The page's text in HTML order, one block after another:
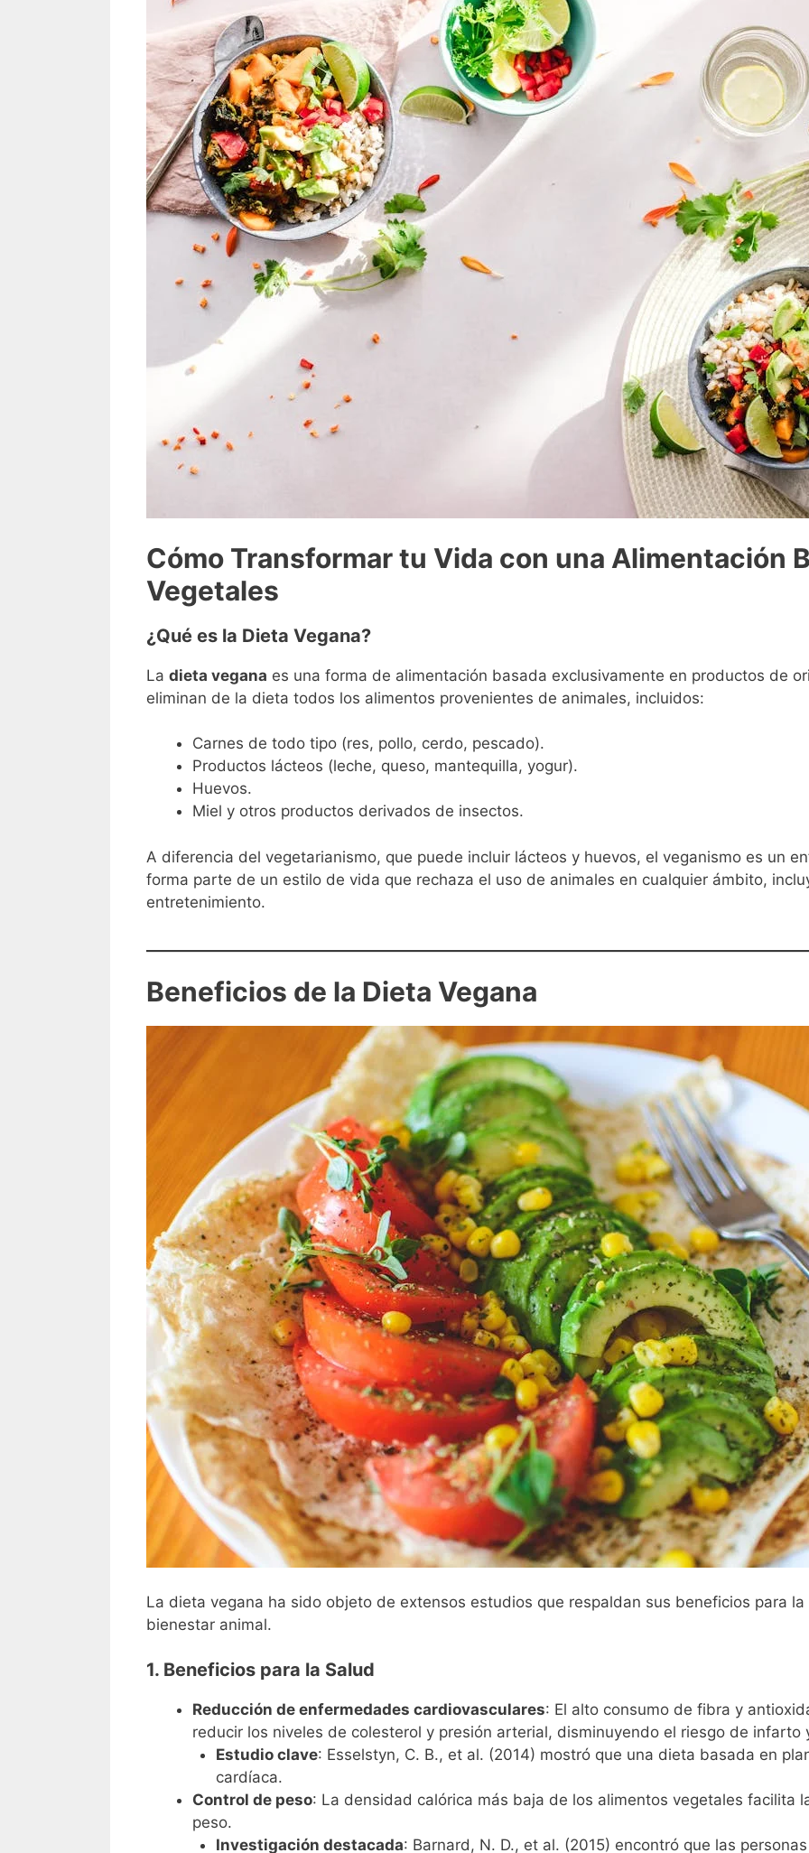
Cómo Transformar tu Vida con una Alimentación
Vegetales
¿Qué es la Dieta Vegana?
La dieta vegana es una forma de alimentación basada exclusivamente en productos de
eliminan de la dieta todos los alimentos provenientes de animales, incluidos:
Carnes de todo tipo (res, pollo, cerdo, pescado).
Productos lácteos (leche, queso, mantequilla, yogur).
Huevos.
Miel y otros productos derivados de insectos.
A diferencia del vegetarianismo, que puede incluir lácteos y huevos, el veganismo es un
forma parte de un estilo de vida que rechaza el uso de animales en cualquier ámbito,
entretenimiento.
Beneficios de la Dieta Vegana
La dieta vegana ha sido objeto de extensos estudios que respaldan sus beneficios para
bienestar animal.
1. Beneficios para la Salud
Reducción de enfermedades cardiovasculares: El alto consumo de fibra y
reducir los niveles de colesterol y presión arterial, disminuyendo el riesgo de infarto
Estudio clave: Esselstyn, C. B., et al. (2014) mostró que una dieta basada en
cardíaca.
Control de peso: La densidad calórica más baja de los alimentos vegetales facilita
peso.
Investigación destacada: Barnard, N. D., et al. (2015) encontró que las